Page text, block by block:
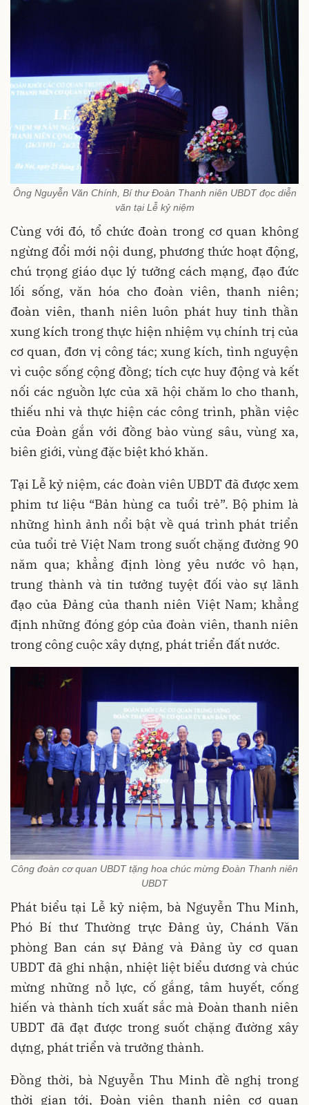
Ông Nguyễn Văn Chính, Bí thư Đoàn Thanh niên UBDT đọc diễn
văn tại Lễ kỷ niệm
Cùng với đó, tổ chức đoàn trong cơ quan không
ngừng đổi mới nội dung, phương thức hoạt động,
chú trọng giáo dục lý tưởng cách mạng, đạo đức
lối sống, văn hóa cho đoàn viên, thanh niên;
đoàn viên, thanh niên luôn phát huy tinh thần
xung kích trong thực hiện nhiệm vụ chính trị của
cơ quan, đơn vị công tác; xung kích, tình nguyện
vì cuộc sống cộng đồng; tích cực huy động và kết
nối các nguồn lực của xã hội chăm lo cho thanh,
thiếu nhi và thực hiện các công trình, phần việc
của Đoàn gắn với đồng bào vùng sâu, vùng xa,
biên giới, vùng đặc biệt khó khăn.
Tại Lễ kỷ niệm, các đoàn viên UBDT đã được xem
phim tư liệu “Bản hùng ca tuổi trẻ”. Bộ phim là
những hình ảnh nổi bật về quá trình phát triển
của tuổi trẻ Việt Nam trong suốt chặng đường 90
năm qua; khẳng định lòng yêu nước vô hạn,
trung thành và tin tưởng tuyệt đối vào sự lãnh
đạo của Đảng của thanh niên Việt Nam; khẳng
định những đóng góp của đoàn viên, thanh niên
trong công cuộc xây dựng, phát triển đất nước.
Công đoàn cơ quan UBDT tặng hoa chúc mừng Đoàn Thanh niên
UBDT
Phát biểu tại Lễ kỷ niệm, bà Nguyễn Thu Minh,
Phó Bí thư Thường trực Đảng ủy, Chánh Văn
phòng Ban cán sự Đảng và Đảng ủy cơ quan
UBDT đã ghi nhận, nhiệt liệt biểu dương và chúc
mừng những nỗ lực, cố gắng, tâm huyết, cống
hiến và thành tích xuất sắc mà Đoàn thanh niên
UBDT đã đạt được trong suốt chặng đường xây
dựng, phát triển và trưởng thành.
Đồng thời, bà Nguyễn Thu Minh đề nghị trong
thời gian tới, Đoàn viên thanh niên cơ quan